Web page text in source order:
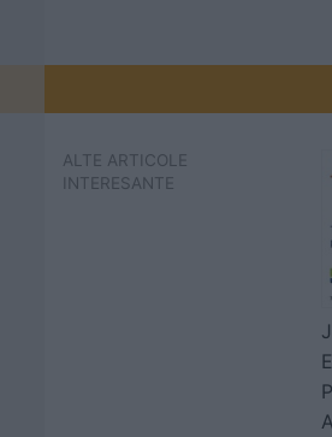
ALTE ARTICOLE
INTERESANTE